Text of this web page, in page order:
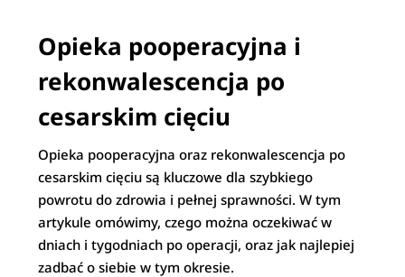
Opieka pooperacyjna i
rekonwalescencja po
cesarskim cięciu
Opieka pooperacyjna oraz rekonwalescencja po
cesarskim cięciu są kluczowe dla szybkiego
powrotu do zdrowia i pełnej sprawności. W tym
artykule omówimy, czego można oczekiwać w
dniach i tygodniach po operacji, oraz jak najlepiej
zadbać o siebie w tym okresie.